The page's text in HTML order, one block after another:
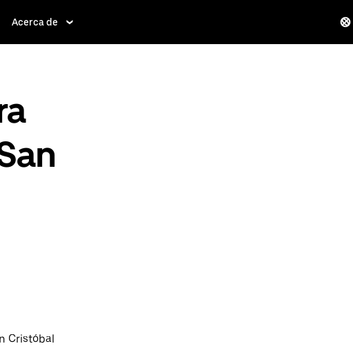
Acerca de
Cristóbal